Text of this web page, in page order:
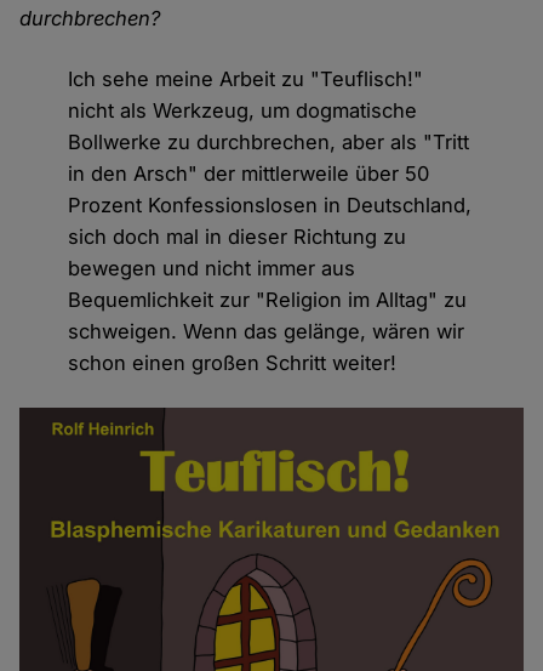
durchbrechen?
Ich sehe meine Arbeit zu "Teuflisch!"
nicht als Werkzeug, um dogmatische
Bollwerke zu durchbrechen, aber als "Tritt
in den Arsch" der mittlerweile über 50
Prozent Konfessionslosen in Deutschland,
sich doch mal in dieser Richtung zu
bewegen und nicht immer aus
Bequemlichkeit zur "Religion im Alltag" zu
schweigen. Wenn das gelänge, wären wir
schon einen großen Schritt weiter!